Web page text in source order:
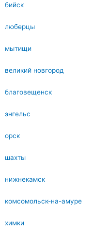
бийск
люберцы
мытищи
великий новгород
благовещенск
энгельс
орск
шахты
нижнекамск
комсомольск-на-амуре
химки